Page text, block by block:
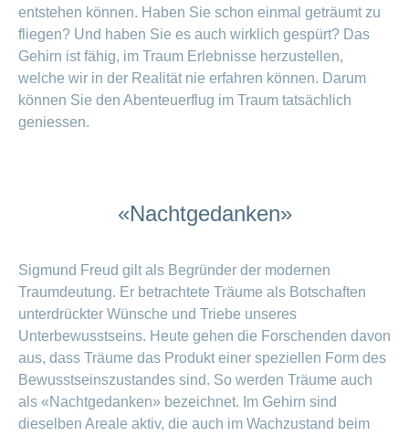
entstehen können. Haben Sie schon einmal geträumt zu
fliegen? Und haben Sie es auch wirklich gespürt? Das
Gehirn ist fähig, im Traum Erlebnisse herzustellen,
welche wir in der Realität nie erfahren können. Darum
können Sie den Abenteuerflug im Traum tatsächlich
geniessen.
«Nachtgedanken»
Sigmund Freud gilt als Begründer der modernen
Traumdeutung. Er betrachtete Träume als Botschaften
unterdrückter Wünsche und Triebe unseres
Unterbewusstseins. Heute gehen die Forschenden davon
aus, dass Träume das Produkt einer speziellen Form des
Bewusstseinszustandes sind. So werden Träume auch
als «Nachtgedanken» bezeichnet. Im Gehirn sind
dieselben Areale aktiv, die auch im Wachzustand beim